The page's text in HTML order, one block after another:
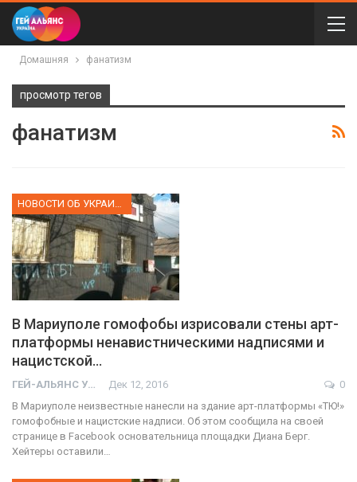
Домашняя фанатизм
просмотр тегов
фанатизм
В Мариуполе гомофобы изрисовали стены арт-
платформы ненавистническими надписями и
нацистской…
ГЕЙ-АЛЬЯНС УКРАИНА Дек 12, 2016
0
В Мариуполе неизвестные нанесли на здание арт-платформы «ТЮ!»
гомофобные и нацистские надписи. Об этом сообщила на своей
странице в Facebook основательница площадки Диана Берг.
Хейтеры оставили…